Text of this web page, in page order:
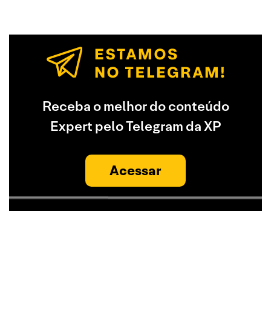
Receba o melhor do conteúdo
Expert pelo Telegram da XP
Acessar